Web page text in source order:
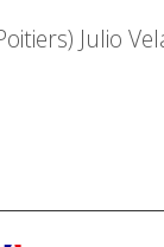
Julio